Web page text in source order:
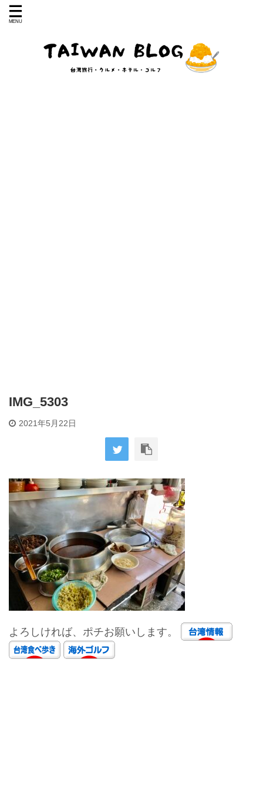
IMG_5303
2021年5月22日
よろしければ、ポチお願いします。